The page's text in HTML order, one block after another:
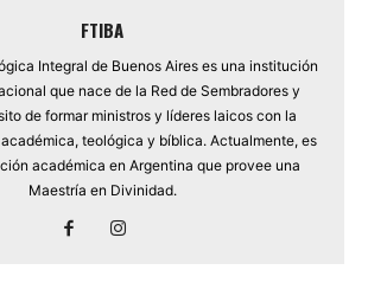
FTIBA
Integral de Buenos Aires es una institución
que nace de la Red de Sembradores y
de formar ministros y líderes laicos con la
teológica y bíblica. Actualmente, es
académica en Argentina que provee una
Maestría en Divinidad.